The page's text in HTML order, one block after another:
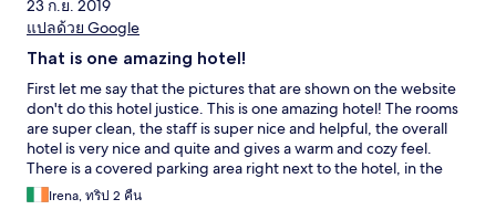
23 ก.ย. 2019
แปลด้วย Google
That is one amazing hotel!
First let me say that the pictures that are shown on the website
don't do this hotel justice. This is one amazing hotel! The rooms
are super clean, the staff is super nice and helpful, the overall
hotel is very nice and quite and gives a warm and cozy feel.
There is a covered parking area right next to the hotel, in the
back yard which is not visible on the pictures. The breakfast is
excellent, which is also not entirely visible on the pictures, with a
Irena, ทริป 2 คืน